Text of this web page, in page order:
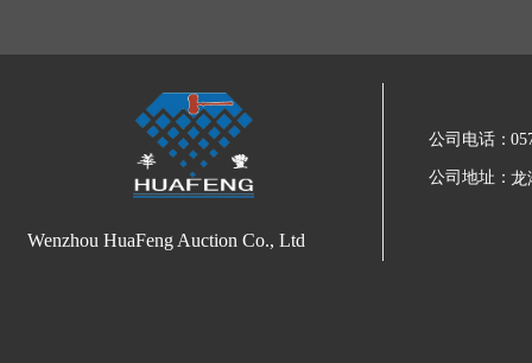
公司电话：
公司地址：龙
Wenzhou HuaFeng Auction Co., Ltd